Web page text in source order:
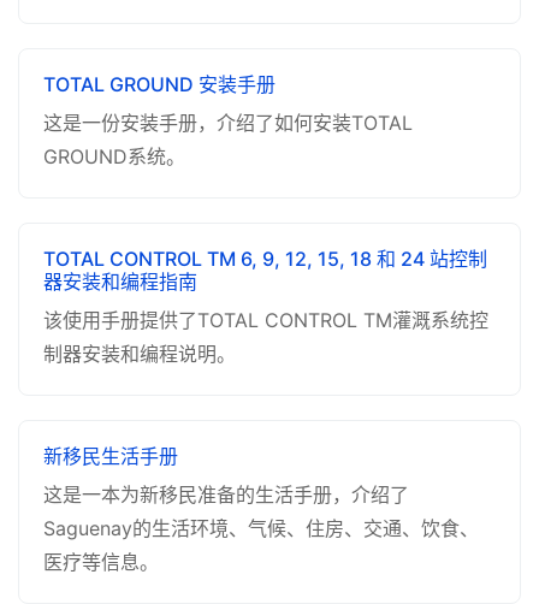
TOTAL GROUND 安装手册
这是一份安装手册，介绍了如何安装TOTAL
GROUND系统。
TOTAL CONTROL TM 6, 9, 12, 15, 18 和 24 站控制
器安装和编程指南
该使用手册提供了TOTAL CONTROL TM灌溉系统控
制器安装和编程说明。
新移民生活手册
这是一本为新移民准备的生活手册，介绍了
Saguenay的生活环境、气候、住房、交通、饮食、
医疗等信息。